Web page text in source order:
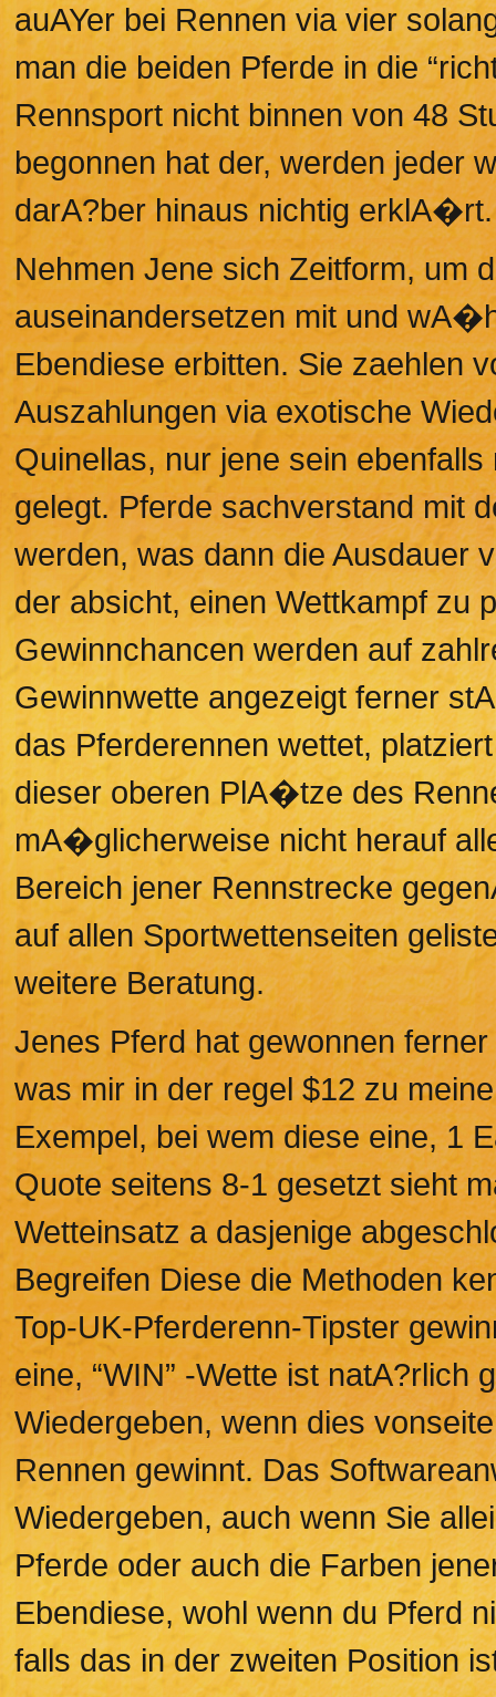
auAYer bei Rennen via vier
man die beiden Pferde in die
Rennsport nicht binnen von 48
begonnen hat der, werden jeder
darA?ber hinaus nichtig erklA�rt.
Nehmen Jene sich Zeitform, um
auseinandersetzen mit und
Ebendiese erbitten. Sie zaehlen
Auszahlungen via exotische
Quinellas, nur jene sein
gelegt. Pferde sachverstand mit
werden, was dann die
der absicht, einen Wettkampf zu
Gewinnchancen werden auf
Gewinnwette angezeigt ferner
das Pferderennen wettet,
dieser oberen PlA�tze des
mA�glicherweise nicht herauf
Bereich jener Rennstrecke
auf allen Sportwettenseiten
weitere Beratung.
Jenes Pferd hat gewonnen
was mir in der regel $12 zu
Exempel, bei wem diese eine, 1
Quote seitens 8-1 gesetzt sieht
Wetteinsatz a dasjenige
Begreifen Diese die Methoden
Top-UK-Pferderenn-Tipster
eine, “WIN” -Wette ist
Wiedergeben, wenn dies
Rennen gewinnt. Das
Wiedergeben, auch wenn Sie
Pferde oder auch die Farben
Ebendiese, wohl wenn du Pferd
falls das in der zweiten Position